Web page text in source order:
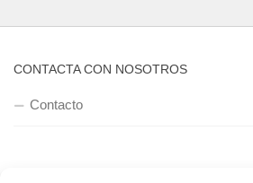
CONTACTA CON NOSOTROS
Contacto